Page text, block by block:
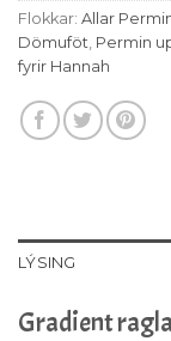
Flokkar: Allar
Dömuföt Permin
fyrir Hannah
LÝSING
Gradient